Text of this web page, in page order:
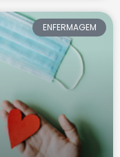
ENFERMAGEM